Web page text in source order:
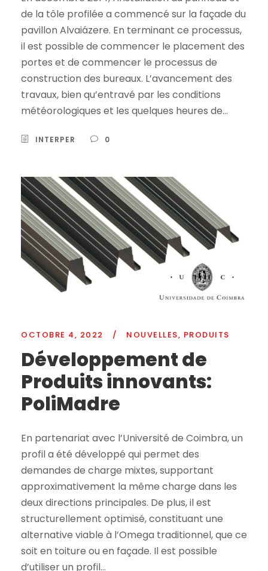
de la tôle profilée a commencé sur la façade du
pavillon Alvaiázere. En terminant ce processus,
il est possible de commencer le placement des
portes et de commencer le processus de
construction des bureaux. L’avancement des
travaux, bien qu’entravé par les conditions
météorologiques et les quelques heures de...
INTERPER 0
OCTOBRE 4, 2022 / NOUVELLES, PRODUITS
Développement de
Produits innovants:
PoliMadre
En partenariat avec l’Université de Coimbra, un
profil a été développé qui permet des
demandes de charge mixtes, supportant
approximativement la même charge dans les
deux directions principales. De plus, il est
structurellement optimisé, constituant une
alternative viable à l’Omega traditionnel, que ce
soit en toiture ou en façade. Il est possible
d’utiliser un profil...